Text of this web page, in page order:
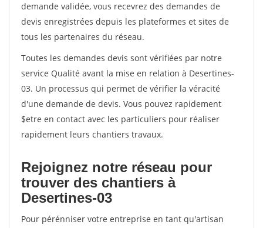
demande validée, vous recevrez des demandes de
devis enregistrées depuis les plateformes et sites de
tous les partenaires du réseau.
Toutes les demandes devis sont vérifiées par notre
service Qualité avant la mise en relation à Desertines-
03. Un processus qui permet de vérifier la véracité
d'une demande de devis. Vous pouvez rapidement
$etre en contact avec les particuliers pour réaliser
rapidement leurs chantiers travaux.
Rejoignez notre réseau pour
trouver des chantiers à
Desertines-03
Pour pérénniser votre entreprise en tant qu'artisan